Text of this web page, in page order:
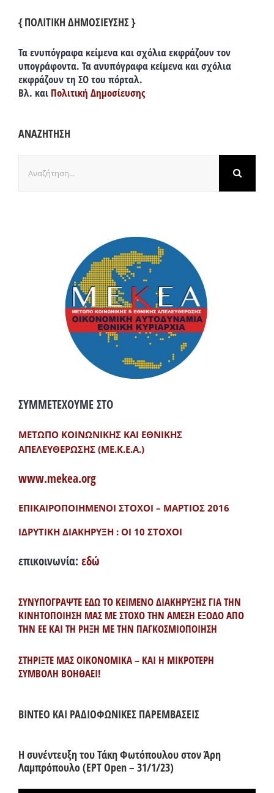
{ ΠΟΛΙΤΙΚΗ ΔΗΜΟΣΙΕΥΣΗΣ }
Τα ενυπόγραφα κείμενα και σχόλια εκφράζουν τον
υπογράφοντα. Τα ανυπόγραφα κείμενα και σχόλια
εκφράζουν τη ΣΟ του πόρταλ.
Βλ. και Πολιτική Δημοσίευσης
ΑΝΑΖΗΤΗΣΗ
για:
ΣΥΜΜΕΤΕΧΟΥΜΕ ΣΤΟ
ΜΕΤΩΠΟ ΚΟΙΝΩΝΙΚΗΣ ΚΑΙ ΕΘΝΙΚΗΣ
ΑΠΕΛΕΥΘΕΡΩΣΗΣ (ΜΕ.Κ.Ε.Α.)
www.mekea.org
ΕΠΙΚΑΙΡΟΠΟΙΗΜΕΝΟΙ ΣΤΟΧΟΙ – ΜΑΡΤΙΟΣ 2016
ΙΔΡΥΤΙΚΗ ΔΙΑΚΗΡΥΞΗ : ΟΙ 10 ΣΤΟΧΟΙ
επικοινωνία: εδώ
ΣΥΝΥΠΟΓΡΑΨΤΕ ΕΔΩ ΤΟ ΚΕΙΜΕΝΟ ΔΙΑΚΗΡΥΞΗΣ ΓΙΑ ΤΗΝ
ΚΙΝΗΤΟΠΟΙΗΣΗ ΜΑΣ ΜΕ ΣΤΟΧΟ ΤΗΝ ΑΜΕΣΗ ΕΞΟΔΟ ΑΠΟ
ΤΗΝ ΕΕ ΚΑΙ ΤΗ ΡΗΞΗ ΜΕ ΤΗΝ ΠΑΓΚΟΣΜΙΟΠΟΙΗΣΗ
ΣΤΗΡΙΞΤΕ ΜΑΣ ΟΙΚΟΝΟΜΙΚΑ – ΚΑΙ Η ΜΙΚΡΟΤΕΡΗ
ΣΥΜΒΟΛΗ ΒΟΗΘΑΕΙ!
ΒΙΝΤΕΟ ΚΑΙ ΡΑΔΙΟΦΩΝΙΚΕΣ ΠΑΡΕΜΒΑΣΕΙΣ
Η συνέντευξη του Τάκη Φωτόπουλου στον Άρη
Λαμπρόπουλο (ΕΡΤ Open – 31/1/23)